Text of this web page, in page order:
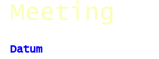
Meeting
Datum